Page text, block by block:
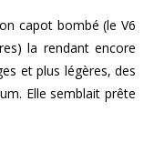
capot bombé (le V6
la rendant encore
et plus légères, des
Elle semblait prête